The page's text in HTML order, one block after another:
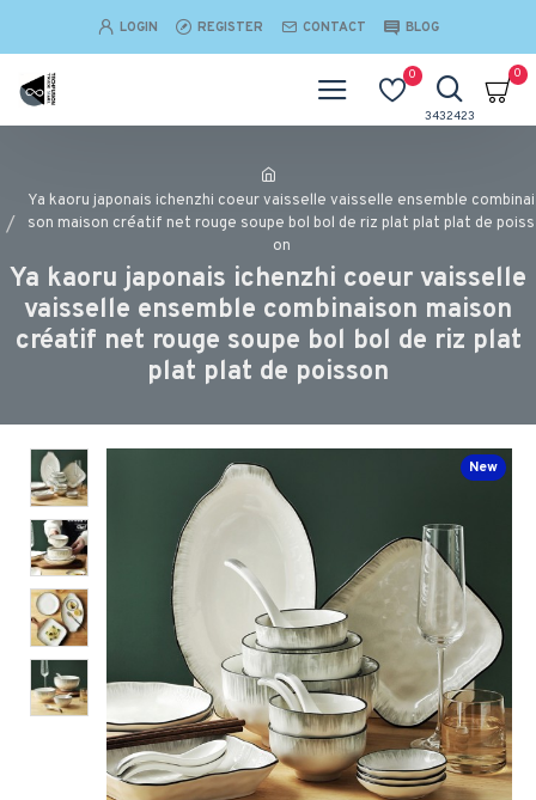
LOGIN REGISTER CONTACT BLOG
0 0
Ya kaoru japonais ichenzhi coeur vaisselle vaisselle ensemble combinai
son maison créatif net rouge soupe bol bol de riz plat plat plat de poiss
on
Ya kaoru japonais ichenzhi coeur vaisselle
vaisselle ensemble combinaison maison
créatif net rouge soupe bol bol de riz plat
plat plat de poisson
New